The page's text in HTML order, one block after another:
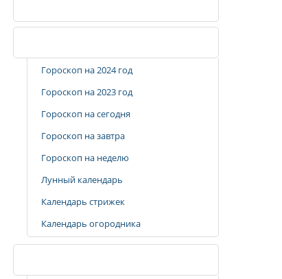
Гороскоп на 2024 год
Гороскоп на 2023 год
Гороскоп на сегодня
Гороскоп на завтра
Гороскоп на неделю
Лунный календарь
Календарь стрижек
Календарь огородника